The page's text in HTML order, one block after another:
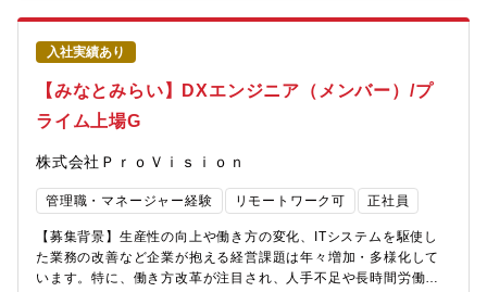
層、メンバー陣共に円滑にコミュニケーションし、経営判断をサ
ができる方）・大手で一部をやっていた人ではなく、中小などで
入社実績あり
【みなとみらい】DXエンジニア（メンバー）/プ
ライム上場G
株式会社ＰｒｏＶｉｓｉｏｎ
管理職・マネージャー経験 リモートワーク可 正社員
【募集背景】生産性の向上や働き方の変化、ITシステムを駆使し
た業務の改善など企業が抱える経営課題は年々増加・多様化して
います。特に、働き方改革が注目され、人手不足や長時間労働の